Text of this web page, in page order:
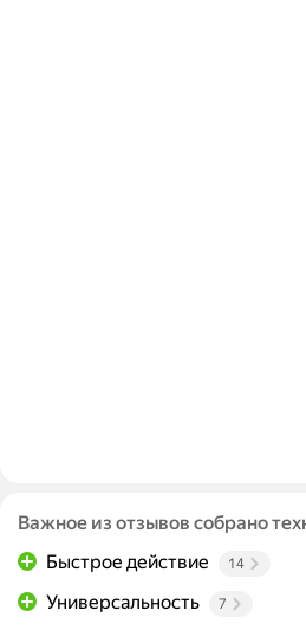
Важное из отзывов собрано
Быстрое действие
14
Универсальность 7